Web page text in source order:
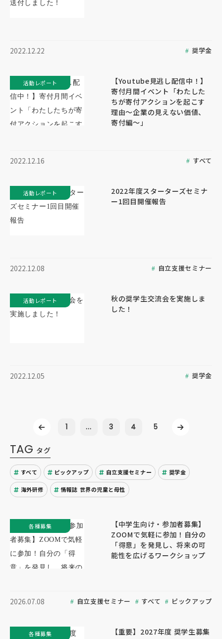
2022.12.22 奨学金
【Youtube見逃し配信中！】
寄付月間イベント「わたした
ちが寄付アクションを起こす
理由～企業の見えない価値、
寄付編～」
2022.12.16 すべて
活動レポート
2022年度スターターズセミナ
ー1回目開催報告
2022.12.08 自立支援セミナー
活動レポート
秋の奨学生交流会を実施しま
した！
2022.12.05 奨学金
活動レポート
1 ... 3 4 5
TAG タグ
すべて ピックアップ 自立支援セミナー 奨学金
海外研修 情報誌 世界の児童と母性
【中学生向け・参加者募集】
ZOOMで気軽に参加！自分の
「得意」を発見し、将来の可
能性を広げるワークショップ
2026.07.08 自立支援セミナー すべて ピックアップ
各種募集
【重要】2027年度 奨学生募集
各種募集